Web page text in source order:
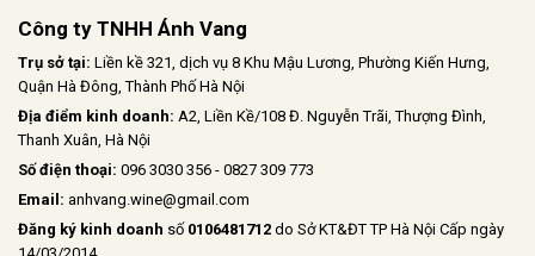
Công ty TNHH Ánh Vang
Trụ sở tại: Liền kề 321, dịch vụ 8 Khu Mậu Lương, Phường Kiến Hưng,
Quận Hà Đông, Thành Phố Hà Nội
Địa điểm kinh doanh: A2, Liền Kề/108 Đ. Nguyễn Trãi, Thượng Đình,
Thanh Xuân, Hà Nội
Số điện thoại: 096 3030 356 - 0827 309 773
Email: anhvang.wine@gmail.com
Đăng ký kinh doanh số 0106481712 do Sở KT&ĐT TP Hà Nội Cấp ngày